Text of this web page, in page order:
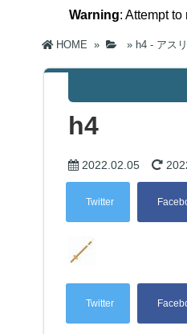
Warning: Attempt
HOME » » h4 - アス
Warning:
: Attempt
h4
2022.02.05